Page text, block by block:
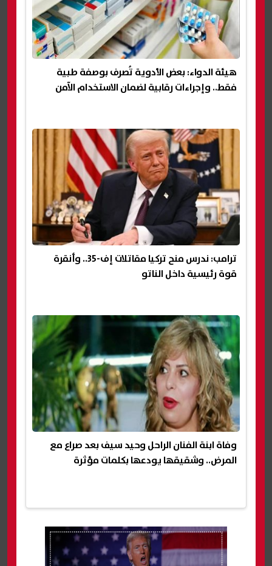
هيئة الدواء: بعض الأدوية تُصرف بوصفة طبية
فقط.. وإجراءات رقابية لضمان الاستخدام الآمن
ترامب: ندرس منح تركيا مقاتلات إف-35.. وأنقرة
قوة رئيسية داخل الناتو
وفاة ابنة الفنان الراحل وحيد سيف بعد صراع مع
المرض.. وشقيقها يودعها بكلمات مؤثرة